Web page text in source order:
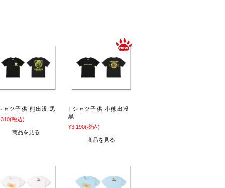
ャツ子供 熊出没 黒
(税込)
商品を見る
Tシャツ子供 小熊出没
黒
¥3,190(税込)
商品を見る